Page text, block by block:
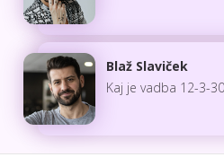
Blaž Slaviček
Kaj je vadba 12-3-